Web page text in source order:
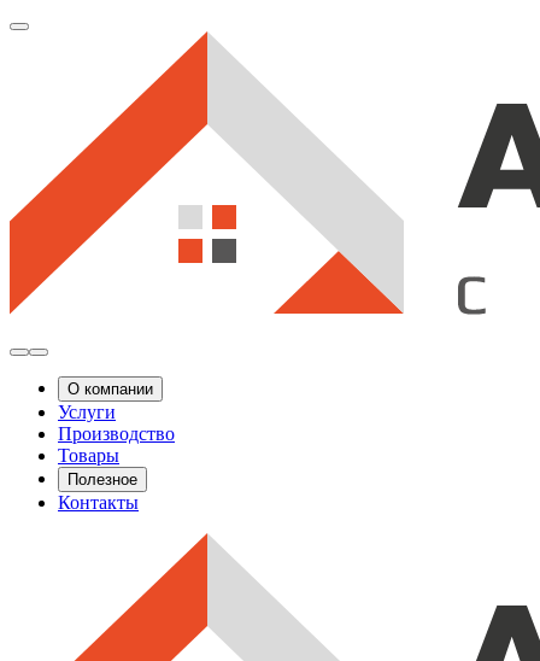
О компании
Услуги
Производство
Товары
Полезное
Контакты